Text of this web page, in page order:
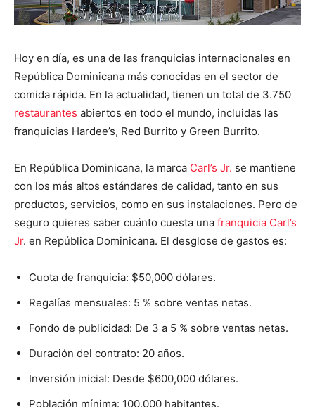
Hoy en día, es una de las franquicias internacionales en
República Dominicana más conocidas en el sector de
comida rápida. En la actualidad, tienen un total de 3.750
restaurantes abiertos en todo el mundo, incluidas las
franquicias Hardee’s, Red Burrito y Green Burrito.
En República Dominicana, la marca Carl’s Jr. se mantiene
con los más altos estándares de calidad, tanto en sus
productos, servicios, como en sus instalaciones. Pero de
seguro quieres saber cuánto cuesta una franquicia Carl’s
Jr. en República Dominicana. El desglose de gastos es:
Cuota de franquicia: $50,000 dólares.
Regalías mensuales: 5 % sobre ventas netas.
Fondo de publicidad: De 3 a 5 % sobre ventas netas.
Duración del contrato: 20 años.
Inversión inicial: Desde $600,000 dólares.
Población mínima: 100.000 habitantes.